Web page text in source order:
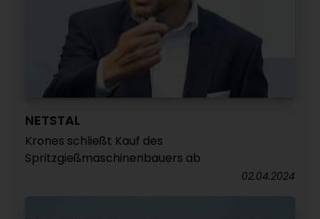
NETSTAL
Krones schließt Kauf des
Spritzgießmaschinenbauers ab
02.04.2024